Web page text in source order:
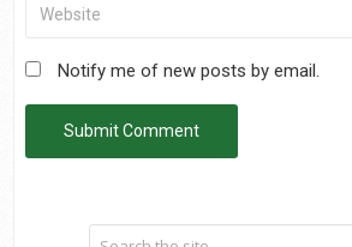
Notify me of new posts by email.